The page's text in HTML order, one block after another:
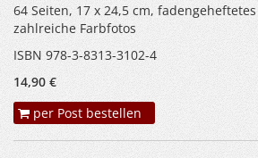
64 Seiten, 17 x 24,5 cm,
zahlreiche Farbfotos
ISBN 978-3-8313-3102-4
14,90 €
per Post bestellen